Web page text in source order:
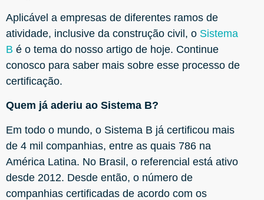
Aplicável a empresas de diferentes ramos de
atividade, inclusive da construção civil, o Sistema
B é o tema do nosso artigo de hoje. Continue
conosco para saber mais sobre esse processo de
certificação.
Quem já aderiu ao Sistema B?
Em todo o mundo, o Sistema B já certificou mais
de 4 mil companhias, entre as quais 786 na
América Latina. No Brasil, o referencial está ativo
desde 2012. Desde então, o número de
companhias certificadas de acordo com os